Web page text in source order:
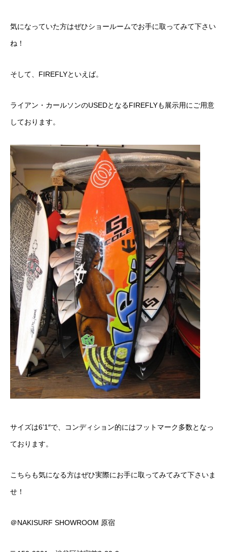
気になっていた方はぜひショールームでお手に取ってみて下さい
ね！
そして、FIREFLYといえば。
ライアン・カールソンのUSEDとなるFIREFLYも展示用にご用意
しております。
サイズは6’1″で、コンディション的にはフットマーク多数となっ
ております。
こちらも気になる方はぜひ実際にお手に取ってみてみて下さいま
せ！
＠NAKISURF SHOWROOM 原宿